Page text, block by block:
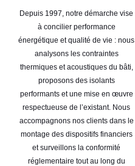
Depuis 1997, notre démarche vise
à concilier performance
énergétique et qualité de vie : nous
analysons les contraintes
thermiques et acoustiques du bâti,
proposons des isolants
performants et une mise en œuvre
respectueuse de l’existant. Nous
accompagnons nos clients dans le
montage des dispositifs financiers
et surveillons la conformité
réglementaire tout au long du